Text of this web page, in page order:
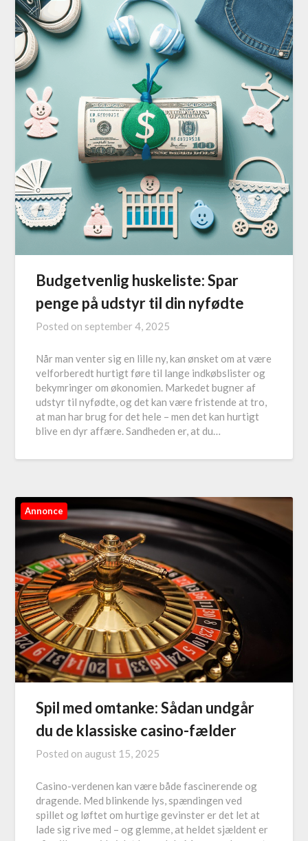
Budgetvenlig huskeliste: Spar
penge på udstyr til din nyfødte
Posted on september 4, 2025
Når man venter sig en lille ny, kan ønsket om at være
velforberedt hurtigt føre til lange indkøbslister og
bekymringer om økonomien. Markedet bugner af
udstyr til nyfødte, og det kan være fristende at tro,
at man har brug for det hele – men det kan hurtigt
blive en dyr affære. Sandheden er, at du…
Annonce
Spil med omtanke: Sådan undgår
du de klassiske casino-fælder
Posted on august 15, 2025
Casino-verdenen kan være både fascinerende og
dragende. Med blinkende lys, spændingen ved
spillet og løftet om hurtige gevinster er det let at
lade sig rive med – og glemme, at heldet sjældent er